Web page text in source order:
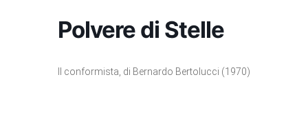
Polvere di Stelle
Il conformista, di Bernardo Bertolucci (1970)